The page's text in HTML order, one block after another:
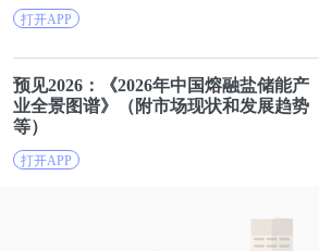
国“闻名”。2003年11月18日，新郑
护人员将一名在车祸中受重伤、
无名病人抛弃，致使这名病人被活
位医生所言，改制后的中医院“一
打开APP
预见2026：《2026年中国熔融盐储能产
业全景图谱》（附市场现状和发展趋势
等）
打开APP